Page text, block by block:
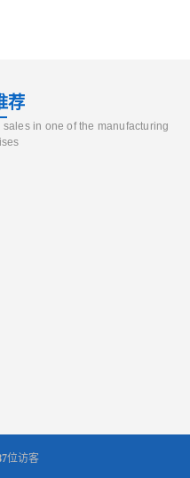
荐
in one of the manufacturing
位访客